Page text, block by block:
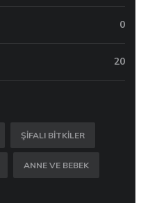
0
20
ŞIFALI BITKILER
ANNE VE BEBEK